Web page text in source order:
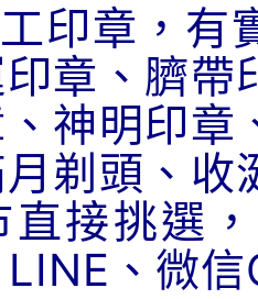
印章，有
章、臍帶
神明印章
剃頭、收
直接挑選
、微